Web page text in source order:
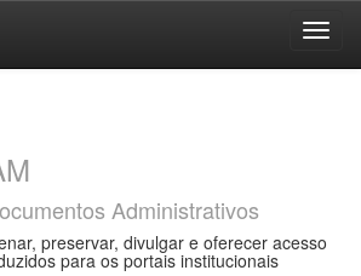
Administrativos
preservar, divulgar e oferecer acesso
para os portais institucionais